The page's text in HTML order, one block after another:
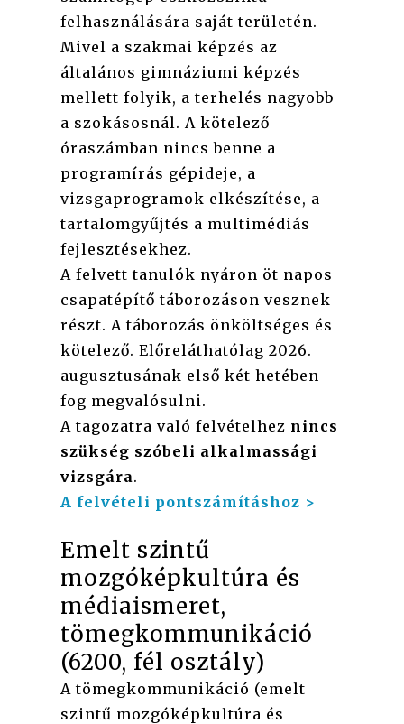
felhasználására saját területén.
Mivel a szakmai képzés az
általános gimnáziumi képzés
mellett folyik, a terhelés nagyobb
a szokásosnál. A kötelező
óraszámban nincs benne a
programírás gépideje, a
vizsgaprogramok elkészítése, a
tartalomgyűjtés a multimédiás
fejlesztésekhez.
A felvett tanulók nyáron öt napos
csapatépítő táborozáson vesznek
részt. A táborozás önköltséges és
kötelező. Előreláthatólag 2026.
augusztusának első két hetében
fog megvalósulni.
A tagozatra való felvételhez nincs
szükség szóbeli alkalmassági
vizsgára.
A felvételi pontszámításhoz >
Emelt szintű
mozgóképkultúra és
médiaismeret,
tömegkommunikáció
(6200, fél osztály)
A tömegkommunikáció (emelt
szintű mozgóképkultúra és